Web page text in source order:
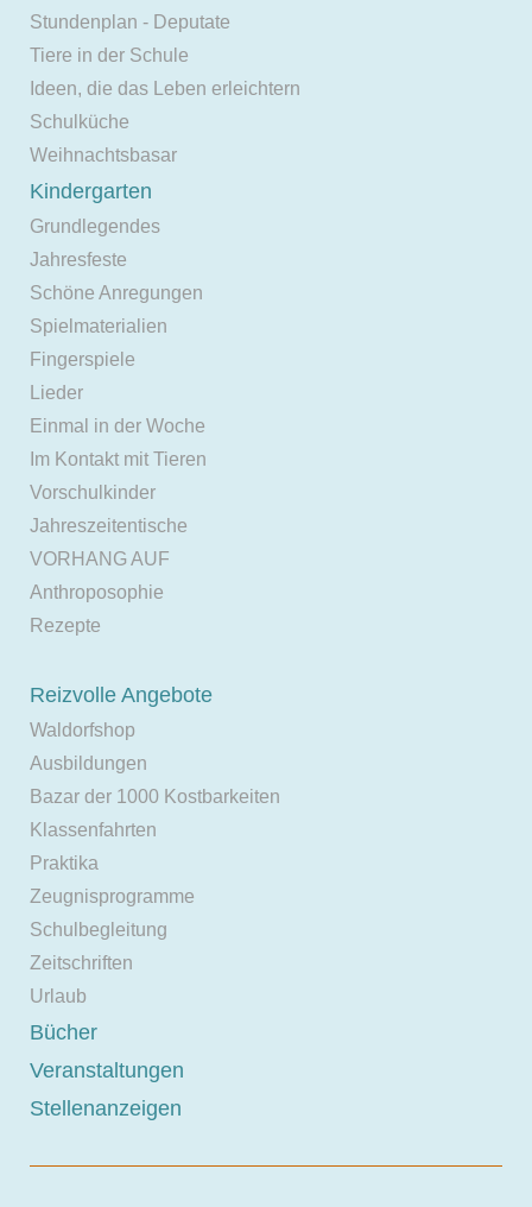
Stundenplan - Deputate
Tiere in der Schule
Ideen, die das Leben erleichtern
Schulküche
Weihnachtsbasar
Kindergarten
Grundlegendes
Jahresfeste
Schöne Anregungen
Spielmaterialien
Fingerspiele
Lieder
Einmal in der Woche
Im Kontakt mit Tieren
Vorschulkinder
Jahreszeitentische
VORHANG AUF
Anthroposophie
Rezepte
Reizvolle Angebote
Waldorfshop
Ausbildungen
Bazar der 1000 Kostbarkeiten
Klassenfahrten
Praktika
Zeugnisprogramme
Schulbegleitung
Zeitschriften
Urlaub
Bücher
Veranstaltungen
Stellenanzeigen